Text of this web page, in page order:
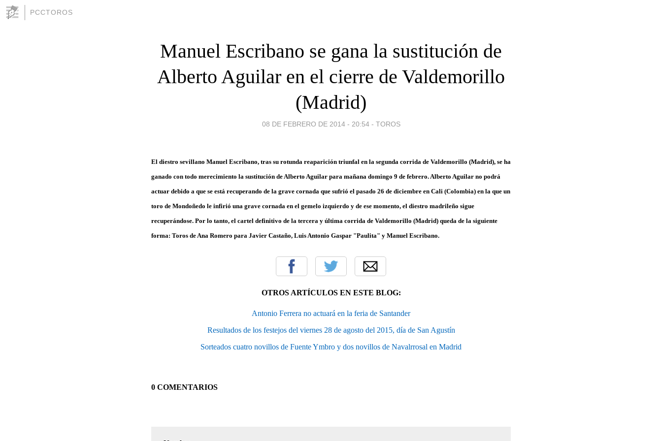
PCCTOROS
Manuel Escribano se gana la sustitución de
Alberto Aguilar en el cierre de Valdemorillo
(Madrid)
08 DE FEBRERO DE 2014 - 20:54 - TOROS
El diestro sevillano Manuel Escribano, tras su rotunda reaparición triunfal en la segunda corrida de Valdemorillo (Madrid), se ha
ganado con todo merecimiento la sustitución de Alberto Aguilar para mañana domingo 9 de febrero. Alberto Aguilar no podrá
actuar debido a que se está recuperando de la grave cornada que sufrió el pasado 26 de diciembre en Cali (Colombia) en la que un
toro de Mondoñedo le infirió una grave cornada en el gemelo izquierdo y de ese momento, el diestro madrileño sigue
recuperándose. Por lo tanto, el cartel definitivo de la tercera y última corrida de Valdemorillo (Madrid) queda de la siguiente
forma: Toros de Ana Romero para Javier Castaño, Luis Antonio Gaspar "Paulita" y Manuel Escribano.
OTROS ARTÍCULOS EN ESTE BLOG:
Antonio Ferrera no actuará en la feria de Santander
Resultados de los festejos del viernes 28 de agosto del 2015, día de San Agustín
Sorteados cuatro novillos de Fuente Ymbro y dos novillos de Navalrrosal en Madrid
0 COMENTARIOS